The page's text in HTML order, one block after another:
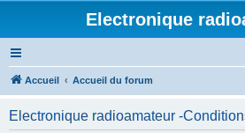
Electronique
Accueil Accueil du forum
Electronique radioamateur -